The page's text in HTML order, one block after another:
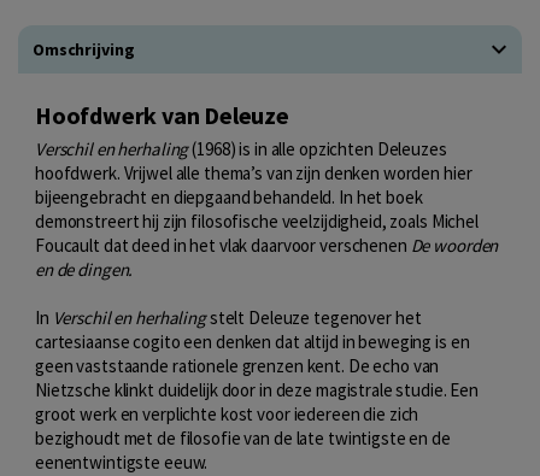
Omschrijving
Hoofdwerk van Deleuze
Verschil en herhaling(1968) is in alle opzichten Deleuzes
hoofdwerk. Vrijwel alle thema’s van zijn denken worden hier
bijeengebracht en diepgaand behandeld. In het boek
demonstreert hij zijn filosofische veelzijdigheid, zoals Michel
Foucault dat deed in het vlak daarvoor verschenen De woorden
en de dingen.
In Verschil en herhalingstelt Deleuze tegenover het
cartesiaanse cogito een denken dat altijd in beweging is en
geen vaststaande rationele grenzen kent. De echo van
Nietzsche klinkt duidelijk door in deze magistrale studie. Een
groot werk en verplichte kost voor iedereen die zich
bezighoudt met de filosofie van de late twintigste en de
eenentwintigste eeuw.